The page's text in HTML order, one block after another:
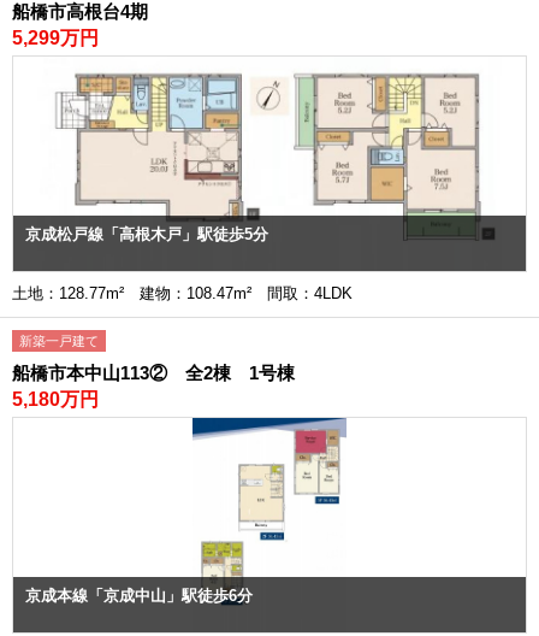
船橋市高根台4期
5,299万円
京成松戸線「高根木戸」駅徒歩5分
土地：128.77m² 建物：108.47m² 間取：4LDK
新築一戸建て
船橋市本中山113② 全2棟 1号棟
5,180万円
京成本線「京成中山」駅徒歩6分